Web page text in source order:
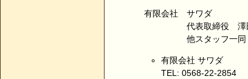
有限会社 サワダ
代表取締役 澤田
他スタッフ一同
有限会社 サワダ
TEL: 0568-22-2854